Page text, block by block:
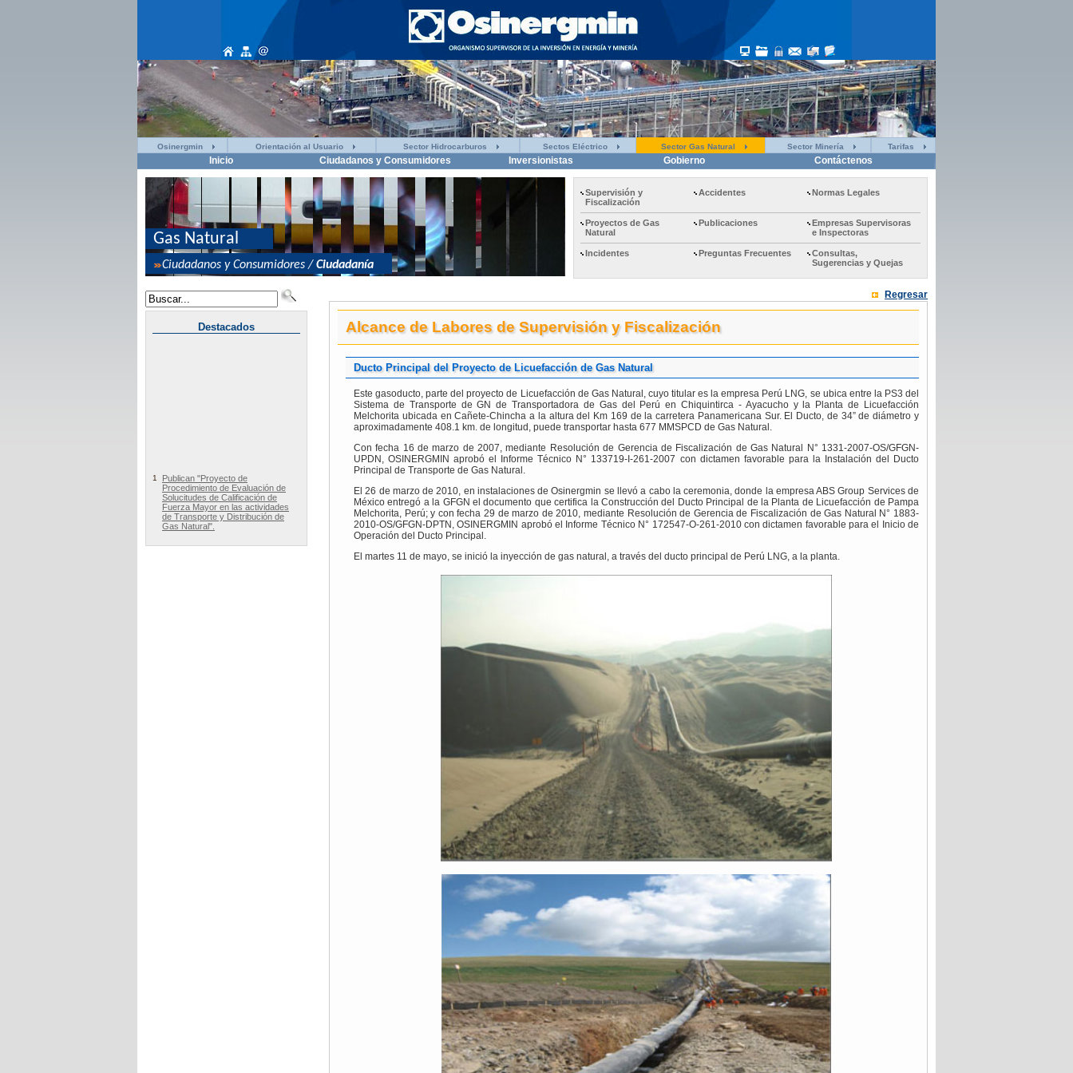
Osinergmin Orientación al Usuario Sector Hidrocarburos Sectos Eléctrico Sector Gas Natural Sector Minería Tarifas
Inicio Ciudadanos y Consumidores Inversionistas Gobierno Contáctenos
Supervisión y
Fiscalización
Accidentes Normas Legales
Proyectos de Gas
Natural
Publicaciones
Empresas Supervisoras
e Inspectoras
Incidentes Preguntas Frecuentes
Consultas,
Sugerencias y Quejas